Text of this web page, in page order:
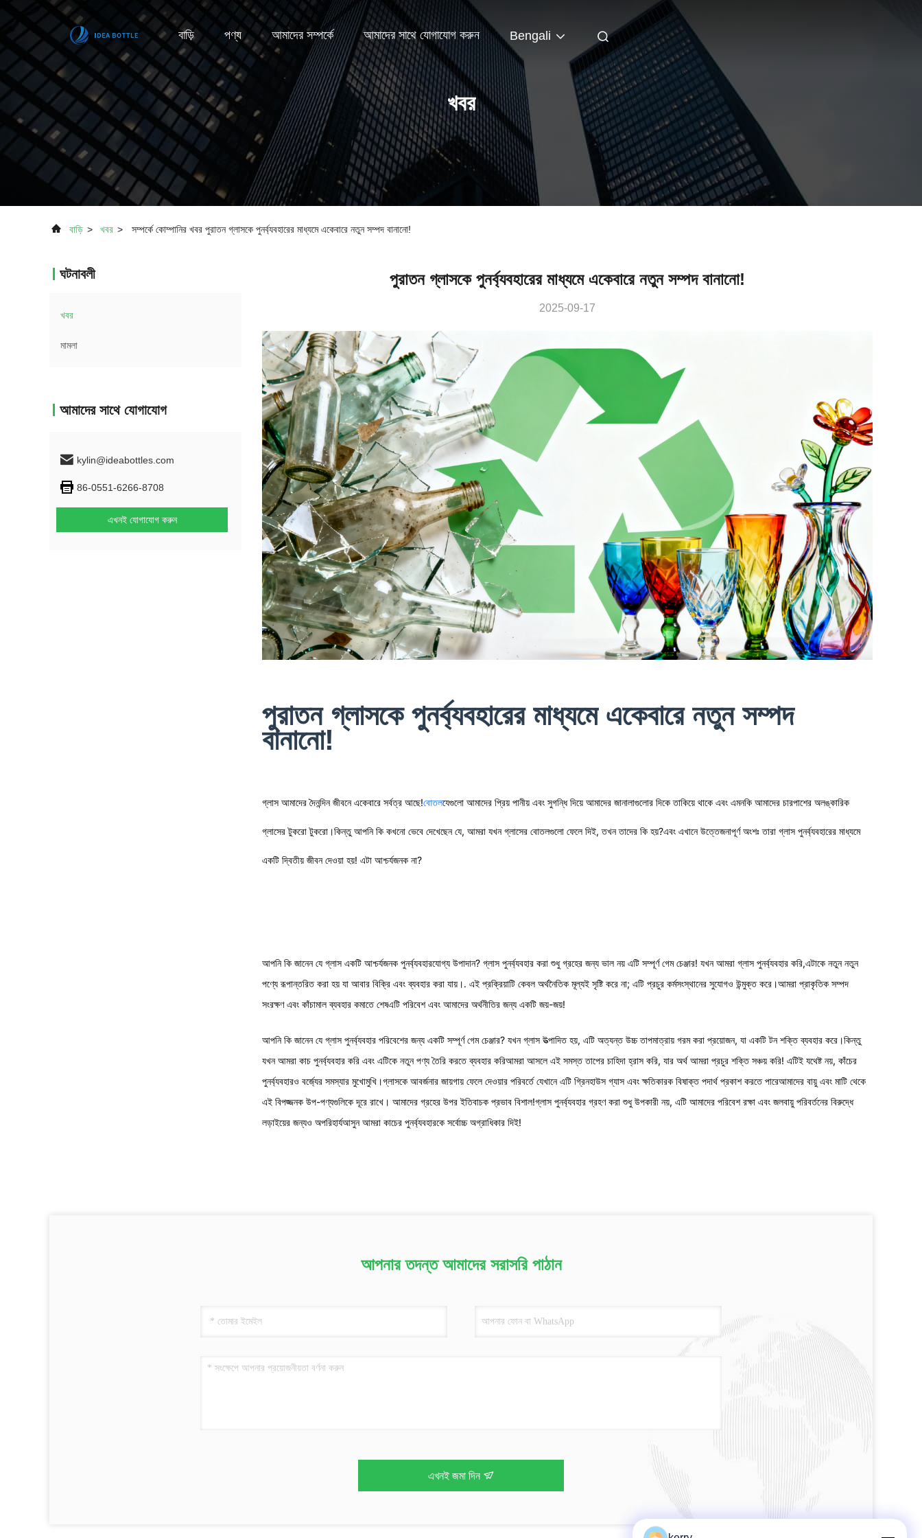
বাড়ি পণ্য আমাদের সম্পর্কে আমাদের সাথে যোগাযোগ করুন Bengali
খবর
বাড়ি > খবর > সম্পর্কে কোম্পানির খবর পুরাতন গ্লাসকে পুনর্ব্যবহারের মাধ্যমে একেবারে নতুন সম্পদ বানানো!
ঘটনাবলী
খবর
মামলা
আমাদের সাথে যোগাযোগ
kylin@ideabottles.com
86-0551-6266-8708
এখনই যোগাযোগ করুন
পুরাতন গ্লাসকে পুনর্ব্যবহারের মাধ্যমে একেবারে নতুন সম্পদ বানানো!
2025-09-17
পুরাতন গ্লাসকে পুনর্ব্যবহারের মাধ্যমে একেবারে নতুন সম্পদ
বানানো!
গ্লাস আমাদের দৈনন্দিন জীবনে একেবারে সর্বত্র আছে!বোতলযেগুলো আমাদের প্রিয় পানীয় এবং সুগন্ধি দিয়ে আমাদের জানালাগুলোর দিকে তাকিয়ে থাকে এবং এমনকি আমাদের চারপাশের অলঙ্কারিক
গ্লাসের টুকরো টুকরো।কিন্তু আপনি কি কখনো ভেবে দেখেছেন যে, আমরা যখন গ্লাসের বোতলগুলো ফেলে দিই, তখন তাদের কি হয়?এবং এখানে উত্তেজনাপূর্ণ অংশঃ তারা গ্লাস পুনর্ব্যবহারের মাধ্যমে
একটি দ্বিতীয় জীবন দেওয়া হয়! এটা আশ্চর্যজনক না?
আপনি কি জানেন যে গ্লাস একটি আশ্চর্যজনক পুনর্ব্যবহারযোগ্য উপাদান? গ্লাস পুনর্ব্যবহার করা শুধু গ্রহের জন্য ভাল নয় এটি সম্পূর্ণ গেম চেঞ্জার! যখন আমরা গ্লাস পুনর্ব্যবহার করি,এটাকে নতুন নতুন
পণ্যে রূপান্তরিত করা হয় যা আবার বিক্রি এবং ব্যবহার করা যায়।. এই প্রক্রিয়াটি কেবল অর্থনৈতিক মূল্যই সৃষ্টি করে না; এটি প্রচুর কর্মসংস্থানের সুযোগও উন্মুক্ত করে।আমরা প্রাকৃতিক সম্পদ
সংরক্ষণ এবং কাঁচামাল ব্যবহার কমাতে শেষএটি পরিবেশ এবং আমাদের অর্থনীতির জন্য একটি জয়-জয়!
আপনি কি জানেন যে গ্লাস পুনর্ব্যবহার পরিবেশের জন্য একটি সম্পূর্ণ গেম চেঞ্জার? যখন গ্লাস উত্পাদিত হয়, এটি অত্যন্ত উচ্চ তাপমাত্রায় গরম করা প্রয়োজন, যা একটি টন শক্তি ব্যবহার করে।কিন্তু
যখন আমরা কাচ পুনর্ব্যবহার করি এবং এটিকে নতুন পণ্য তৈরি করতে ব্যবহার করিআমরা আসলে এই সমস্ত তাপের চাহিদা হ্রাস করি, যার অর্থ আমরা প্রচুর শক্তি সঞ্চয় করি! এটিই যথেষ্ট নয়, কাঁচের
পুনর্ব্যবহারও বর্জ্যের সমস্যার মুখোমুখি।গ্লাসকে আবর্জনার জায়গায় ফেলে দেওয়ার পরিবর্তে যেখানে এটি গ্রিনহাউস গ্যাস এবং ক্ষতিকারক বিষাক্ত পদার্থ প্রকাশ করতে পারেআমাদের বায়ু এবং মাটি থেকে
এই বিপজ্জনক উপ-পণ্যগুলিকে দূরে রাখে। আমাদের গ্রহের উপর ইতিবাচক প্রভাব বিশাল!গ্লাস পুনর্ব্যবহার গ্রহণ করা শুধু উপকারী নয়, এটি আমাদের পরিবেশ রক্ষা এবং জলবায়ু পরিবর্তনের বিরুদ্ধে
লড়াইয়ের জন্যও অপরিহার্যআসুন আমরা কাচের পুনর্ব্যবহারকে সর্বোচ্চ অগ্রাধিকার দিই!
আপনার তদন্ত আমাদের সরাসরি পাঠান
এখনই জমা দিন